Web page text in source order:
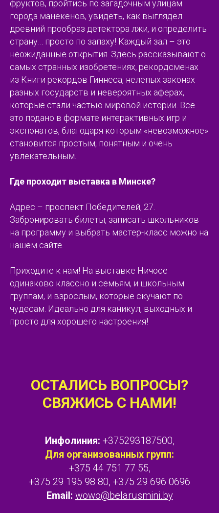
фруктов, пройтись по загадочным улицам
города манекенов, увидеть, как выглядел
древний прообраз детектора лжи, и определить
страну… просто по запаху! Каждый зал – это
неожиданные открытия. Здесь рассказывают о
самых странных изобретениях, рекордсменах
из Книги рекордов Гиннеса, нелепых законах
разных государств и невероятных аферах,
которые стали частью мировой истории. Все
это подано в формате интерактивных игр и
экспонатов, благодаря которым «невозможное»
становится простым, понятным и очень
увлекательным.
Где проходит выставка в Минске?
Адрес – проспект Победителей, 27.
Забронировать билеты, записать школьников
на программу и выбрать мастер-класс можно на
нашем сайте.
Приходите к нам! На выставке Ничосе
одинаково классно и семьям, и школьным
группам, и взрослым, которые скучают по
чудесам. Идеально для каникул, выходных и
просто для хорошего настроения!
ОСТАЛИСЬ ВОПРОСЫ?
СВЯЖИСЬ С НАМИ!
Инфолиния: +375293187500,
Для организованных групп:
+375 44 751 77 55,
+375 29 195 98 80, +375 29 696 0696
Email: wowo@belarusmini.by